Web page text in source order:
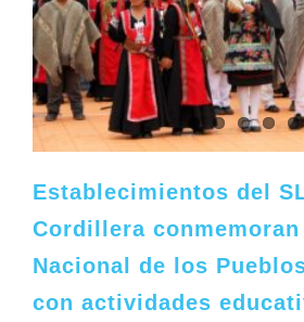
Establecimientos del
Cordillera
Nacional de los
con actividades